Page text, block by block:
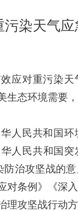
污染天气应
应对重污染
生态环境需要
华人民共和国
人民共和国
防治攻坚战的
对条例》《深
理攻坚战行动